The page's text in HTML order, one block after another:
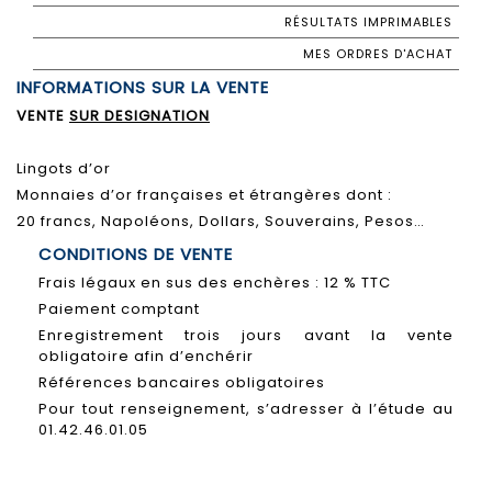
RÉSULTATS IMPRIMABLES
MES ORDRES D'ACHAT
INFORMATIONS SUR LA VENTE
VENTE SUR DESIGNATION
Lingots d’or
Monnaies d’or françaises et étrangères dont :
20 francs, Napoléons, Dollars, Souverains, Pesos…
CONDITIONS DE VENTE
Frais légaux en sus des enchères : 12 % TTC
Paiement comptant
Enregistrement trois jours avant la vente
obligatoire afin d’enchérir
Références bancaires obligatoires
Pour tout renseignement, s’adresser à l’étude au
01.42.46.01.05